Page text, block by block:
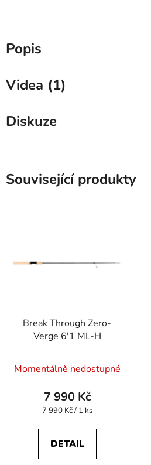
Popis
Videa (1)
Diskuze
Související produkty
Break Through Zero-
Verge 6'1 ML-H
Momentálně nedostupné
7 990 Kč
Měrná
7 990 Kč / 1 ks
DETAIL